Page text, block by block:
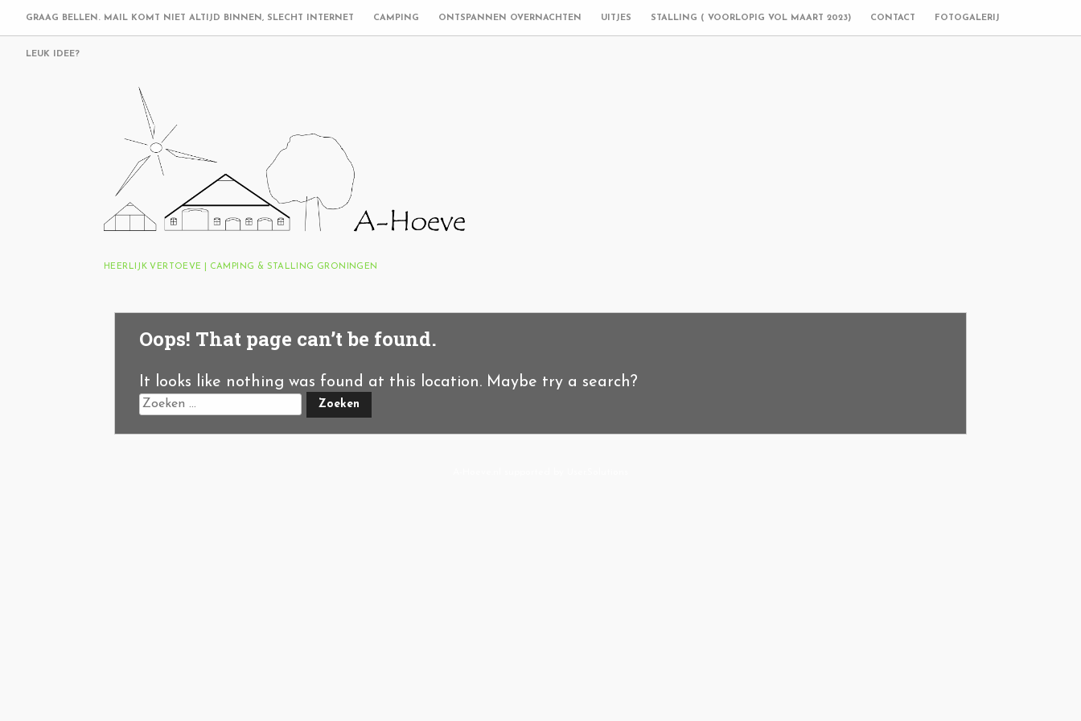
GRAAG BELLEN. MAIL KOMT NIET ALTIJD BINNEN, SLECHT INTERNET CAMPING ONTSPANNEN OVERNACHTEN UITJES STALLING ( VOORLOPIG VOL MAART 2023) CONTACT FOTOGALERIJ
LEUK IDEE?
HEERLIJK VERTOEVE | CAMPING & STALLING GRONINGEN
Oops! That page can’t be found.
It looks like nothing was found at this location. Maybe try a search?